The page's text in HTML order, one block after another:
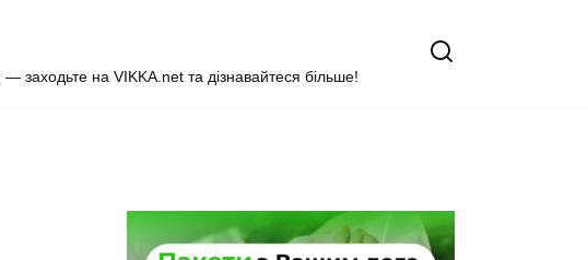
— заходьте на VIKKA.net та дізнавайтеся більше!